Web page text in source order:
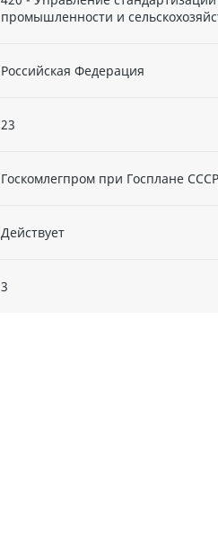
промышленности и
Российская Федерация
23
Госкомлегпром при Госплане СССР
Действует
3